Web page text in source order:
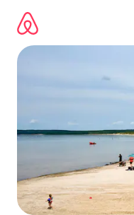
съдържанието